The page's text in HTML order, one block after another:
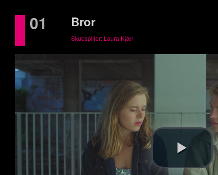
01 Bror
Skuespiller: Laura Kjær